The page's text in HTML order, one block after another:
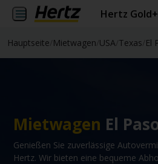
Hertz Gold+
Hauptseite Mietwagen USA Texas El
Mietwagen El
Genießen Sie zuverlässige
Hertz. Wir bieten eine bequeme